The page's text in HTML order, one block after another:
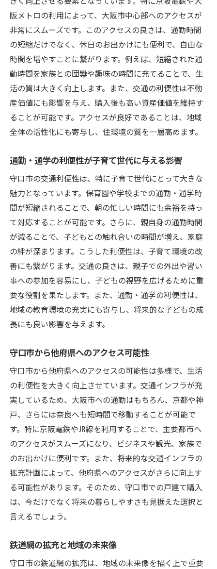
阪メトロの利用によって、大阪市中心部へのアクセスが
非常にスムーズです。このアクセスの良さは、通勤時間
の短縮だけでなく、休日のお出かけにも便利で、自由な
時間を増やすことに繋がります。例えば、短縮された通
勤時間を家族との団欒や趣味の時間に充てることで、生
活の質は大きく向上します。また、交通の利便性は不動
産価値にも影響を与え、購入後も高い資産価値を維持す
ることが可能です。アクセスが良好であることは、地域
全体の活性化にも寄与し、住環境の質を一層高めます。
通勤・通学の利便性が子育て世代に与える影響
守口市の交通利便性は、特に子育て世代にとって大きな
魅力となっています。保育園や学校までの通勤・通学時
間が短縮されることで、朝の忙しい時間にも余裕を持っ
て対応することが可能です。さらに、親自身の通勤時間
が減ることで、子どもとの触れ合いの時間が増え、家庭
の絆が深まります。こうした利便性は、子育て環境の改
善にも繋がります。交通の良さは、親子での外出や習い
事への参加を容易にし、子どもの視野を広げるために重
要な役割を果たします。また、通勤・通学の利便性は、
地域の教育環境の充実にも寄与し、将来的な子どもの成
長にも良い影響を与えます。
守口市から他府県へのアクセス可能性
守口市から他府県へのアクセスの可能性は多様で、生活
の利便性を大きく向上させています。交通インフラが充
実しているため、大阪市への通勤はもちろん、京都や神
戸、さらには奈良へも短時間で移動することが可能で
す。特に京阪電鉄やJR線を利用することで、主要都市へ
のアクセスがスムーズになり、ビジネスや観光、家族で
のお出かけに便利です。また、将来的な交通インフラの
拡充計画によって、他府県へのアクセスがさらに向上す
る可能性があります。そのため、守口市での戸建て購入
は、今だけでなく将来の暮らしやすさも見据えた選択と
言えるでしょう。
鉄道網の拡充と地域の未来像
守口市の鉄道網の拡充は、地域の未来像を描く上で重要